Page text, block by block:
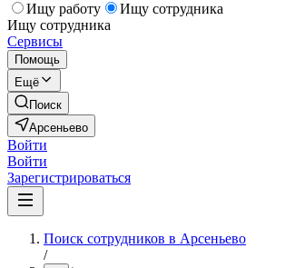
Ищу работу
Ищу сотрудника
Ищу сотрудника
Сервисы
Помощь
Ещё
Поиск
Арсеньево
Войти
Войти
Зарегистрироваться
Поиск сотрудников в Арсеньево
/